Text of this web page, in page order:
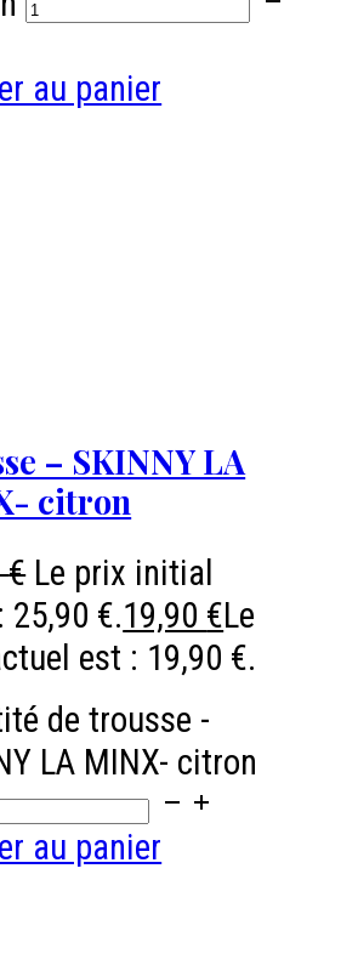
au panier
– SKINNY LA
citron
€ Le prix initial
25,90 €.19,90 €Le
est : 19,90 €.
de trousse -
LA MINX- citron
au panier